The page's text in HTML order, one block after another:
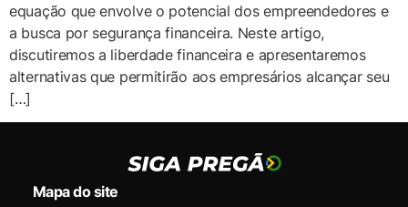
equação que envolve o potencial dos empreendedores e
a busca por segurança financeira. Neste artigo,
discutiremos a liberdade financeira e apresentaremos
alternativas que permitirão aos empresários alcançar seu
[…]
Mapa do site